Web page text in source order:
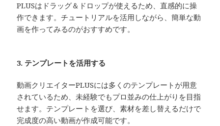
PLUSはドラッグ＆ドロップが使えるため、直感的に操
作できます。チュートリアルを活用しながら、簡単な動
画を作ってみるのがおすすめです。
3. テンプレートを活用する
動画クリエイターPLUSには多くのテンプレートが用意
されているため、未経験でもプロ並みの仕上がりを目指
せます。テンプレートを選び、素材を差し替えるだけで
完成度の高い動画が作成可能です。